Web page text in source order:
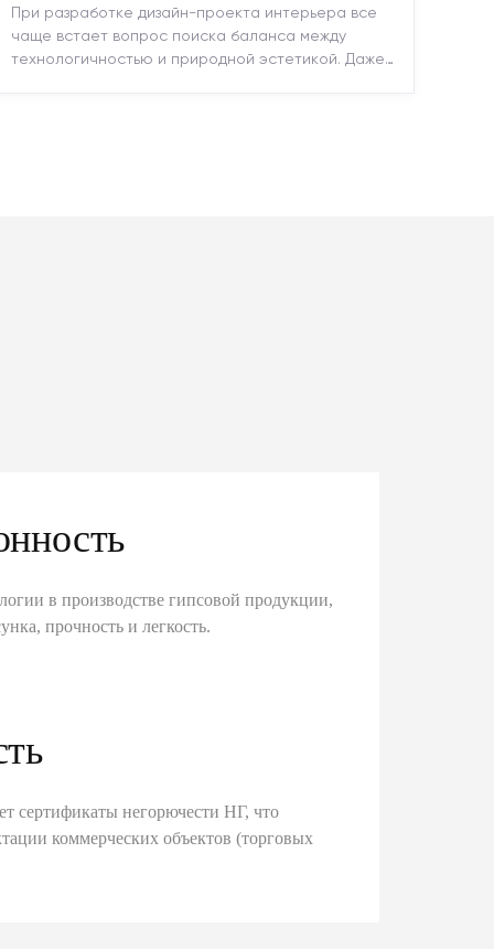
При разработке дизайн-проекта интерьера все
чаще встает вопрос поиска баланса между
технологичностью и природной эстетикой. Даже
в производстве гипсовой продукции,
прочность и легкость.
сертификаты негорючести НГ, что
коммерческих объектов (торговых